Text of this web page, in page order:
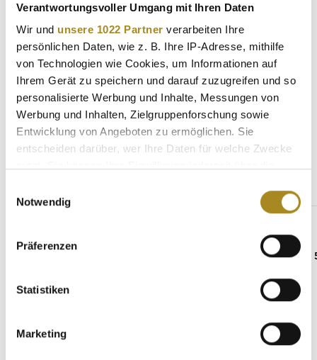
Verantwortungsvoller Umgang mit Ihren Daten
Wir und unsere 1022 Partner verarbeiten Ihre
persönlichen Daten, wie z. B. Ihre IP-Adresse, mithilfe
von Technologien wie Cookies, um Informationen auf
Ihrem Gerät zu speichern und darauf zuzugreifen und so
personalisierte Werbung und Inhalte, Messungen von
Werbung und Inhalten, Zielgruppenforschung sowie
Entwicklung von Angeboten zu ermöglichen. Sie
entscheiden darüber, wer Ihre Daten für welche Zwecke
Trigger Symbol ändern oder widerrufen
Informationen über Ihre geografische Lage
können
bestimmten Merkmalen (Fingerprinting) identifizieren
Erfahren Sie mehr darüber, wie Ihre persönlichen Daten
Notwendig
Präferenzen
Statistiken
Marketing
Wer sein Edelmetall-Portfolio durch 20 g Goldbarren
Eigenschaften
Weitere Angebote
Gleicher Hersteller